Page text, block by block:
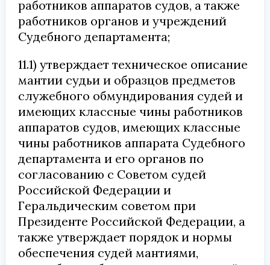
работников аппаратов судов, а также
работников органов и учреждений
Судебного департамента;
11.1) утверждает техническое описание
мантии судьи и образцов предметов
служебного обмундирования судей и
имеющих классные чины работников
аппаратов судов, имеющих классные
чины работников аппарата Судебного
департамента и его органов по
согласованию с Советом судей
Российской Федерации и
Геральдическим советом при
Президенте Российской Федерации, а
также утверждает порядок и нормы
обеспечения судей мантиями,